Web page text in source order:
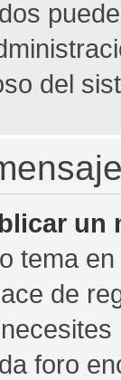
del
un
tema
de
foro